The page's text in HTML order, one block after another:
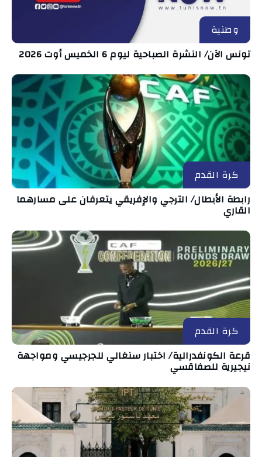
وطنية
تونس الآن/ النشرة الصباحية ليوم 6 الخميس أوت 2026
كرة القدم
رابطة الأبطال/ الترجي والإفريقي يتعرفان على مسارهما
القاري
كرة القدم
قرعة الكونفدرالية/ اختبار سنغالي للجرجيسي ومواجهة
نيجيرية للصفاقسي